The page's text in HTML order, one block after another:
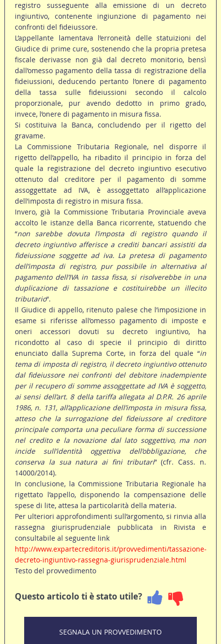
registro susseguente alla emissione di un decreto
ingiuntivo, contenente ingiunzione di pagamento nei
confronti del fideiussore.
L’appellante lamentava l’erroneità delle statuizioni del
Giudice di prime cure, sostenendo che la propria pretesa
fiscale derivasse non già dal decreto monitorio, bensì
dall’omesso pagamento della tassa di registrazione della
fideiussioni, deducendo pertanto l’onere di pagamento
della tassa sulle fideiussioni secondo il calcolo
proporzionale, pur avendo dedotto in primo grado,
invece, l’onere di pagamento in misura fissa.
Si costituiva la Banca, concludendo per il rigetto del
gravame.
La Commissione Tributaria Regionale, nel disporre il
rigetto dell’appello, ha ribadito il principio in forza del
quale la registrazione del decreto ingiuntivo esecutivo
ottenuto dal creditore per il pagamento di somme
assoggettate ad IVA, è assoggettato all’applicazione
dell’imposta di registro in misura fissa.
Invero, già la Commissione Tributaria Provinciale aveva
accolto le istanze della Banca ricorrente, statuendo che
“non sarebbe dovuta l’imposta di registro quando il
decreto ingiuntivo afferisce a crediti bancari assistiti da
fideiussione soggette ad iva. La pretesa di pagamento
dell’imposta di registro, pur possibile in alternativa al
pagamento dell’IVA in tassa fissa, si risolverebbe in una
duplicazione di tassazione e costituirebbe un illecito
tributario“.
Il Giudice di appello, ritenuto palese che l’imposizione in
esame si riferisse all’omesso pagamento di imposte e
oneri accessori dovuti su decreto ingiuntivo, ha
ricondotto al caso di specie il principio di diritto
enunciato dalla Suprema Corte, in forza del quale “in
tema di imposta di registro, il decreto ingiuntivo ottenuto
dal fideiussore nei confronti del debitore inadempiente
per il recupero di somme assoggettate ad IVA è soggetto,
ai sensi dell’art. 8 della tariffa allegata al D.P.R. 26 aprile
1986, n. 131, all’applicazione dell’imposta in misura fissa,
atteso che la surrogazione del fideiussore al creditore
principale comporta una peculiare forma di successione
nel credito e la novazione dal lato soggettivo, ma non
incide sull’identità oggettiva dell’obbligazione, che
conserva la sua natura ai fini tributari” (cfr. Cass. n.
14000/2014).
In conclusione, la Commissione Tributaria Regionale ha
rigettato l’appello, disponendo la compensazione delle
spese di lite, attesa la particolarità della materia.
Per ulteriori approfondimenti sull’argomento, si rinvia alla
rassegna giurisprudenziale pubblicata in Rivista e
consultabile al seguente link
http://www.expartecreditoris.it/provvedimenti/tassazione-
decreto-ingiuntivo-rassegna-giurisprudenziale.html
Testo del provvedimento
Questo articolo ti è stato utile?
SEGNALA UN PROVVEDIMENTO